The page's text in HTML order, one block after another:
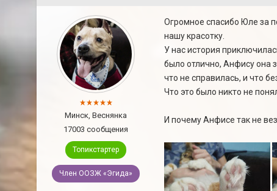
Минск, Веснянка
17003 сообщения
Топикстартер
Член ООЗЖ «Эгида»
Огромное спасибо Юле за
нашу красотку.
У нас история
было отлично, Анфису она
что не справилась, и что
Что это было никто не
И почему Анфисе так не